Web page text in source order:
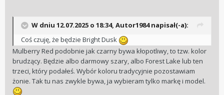
W dniu 12.07.2025 o 18:34, Autor1984napisał(-a):
Coś czuję, że będzie Bright Dusk
Mulberry Red podobnie jak czarny bywa kłopotliwy, to tzw. kolor
brudzący. Będzie albo darmowy szary, albo Forest Lake lub ten
trzeci, który podałeś. Wybór koloru tradycyjnie pozostawiam
żonie. Tak tu nas zwykle bywa, ja wybieram tylko markę i model.